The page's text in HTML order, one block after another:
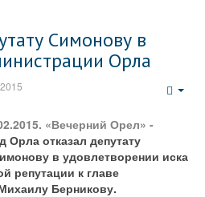
Симонову в
Орла
«Вечерний Орел» -
Орла отказал депутату
в удовлетворении иска
репутации к главе
Берникову.